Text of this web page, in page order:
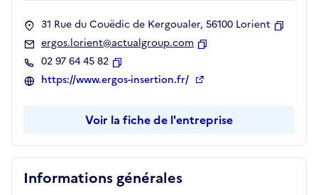
Informations générales
31 Rue du Couëdic de Kergoualer, 56100 Lorient
ergos.lorient@actualgroup.com
02 97 64 45 82
Copier
https://www.ergos-insertion.fr/
Voir la fiche de l'entreprise